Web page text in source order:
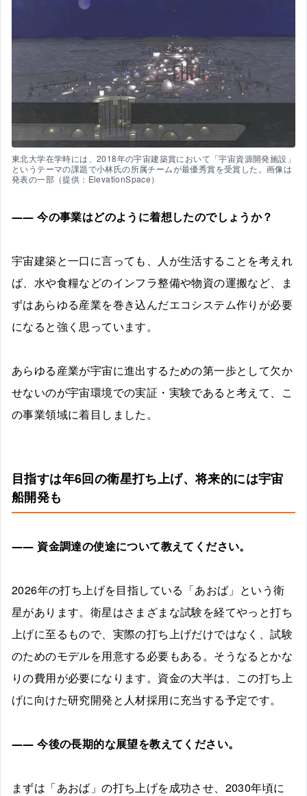
東北大学在学時には、2018年の宇宙建築賞において「宇宙資源開発施設」
というテーマの課題で小林氏の所属チームが最優秀賞を受賞した。画像は
発表の一部（提供：ElevationSpace）
―― 今の事業はどのように着想したのでしょうか？
宇宙建築と一口に言っても、人が生活することを考えれ
ば、水や食糧などのインフラ整備や物資の運搬など、ま
ずはあらゆる産業を巻き込んだエコシステム作りが必要
になると強く思っています。
あらゆる産業が宇宙に進出するための第一歩として欠か
せないのが宇宙環境での実証・実験であると考えて、こ
の事業領域に着目しました。
目指すは年6回の衛星打ち上げ、将来的には宇宙
船開発も
―― 資金調達の使途について教えてください。
2026年の打ち上げを目指している「あおば」という衛
星があります。衛星はさまざまな試験を経てやっと打ち
上げに至るもので、実際の打ち上げだけではなく、試験
のためのモデルを用意する必要もある。そうなるとかな
りの費用が必要になります。資金の大半は、この打ち上
げに向けた研究開発と人材採用に充当する予定です。
―― 今後の長期的な展望を教えてください。
まずは「あおば」の打ち上げを成功させ、2030年頃に